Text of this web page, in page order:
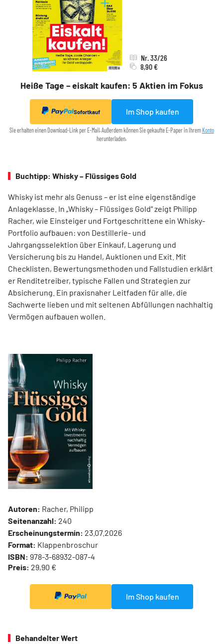
Heiße Tage – eiskalt kaufen: 5 Aktien im Fokus
Nr. 33/26
8,90 €
Sofortkauf Im Shop kaufen
Sie erhalten einen Download-Link per E-Mail. Außerdem können Sie gekaufte E-Paper in Ihrem Konto
herunterladen.
Buchtipp: Whisky – Flüssiges Gold
Whisky ist mehr als Genuss – er ist eine eigenständige
Anlageklasse. In „Whisky – Flüssiges Gold“ zeigt Philipp
Racher, wie Einsteiger und Fortgeschrittene ein Whisky-
Portfolio aufbauen: von Destillerie- und
Jahrgangsselektion über Einkauf, Lagerung und
Versicherung bis zu Handel, Auktionen und Exit. Mit
Checklisten, Bewertungsmethoden und Fallstudien erklärt
er Renditetreiber, typische Fallen und Strategien zur
Absicherung. Ein praxisnaher Leitfaden für alle, die
Sachwerte lieben und mit seltenen Abfüllungen nachhaltig
Vermögen aufbauen wollen.
Autoren: Racher, Philipp
Seitenanzahl: 240
Erscheinungstermin: 23.07.2026
Format: Klappenbroschur
ISBN: 978-3-68932-087-4
Preis: 29,90 €
Im Shop kaufen
Behandelter Wert